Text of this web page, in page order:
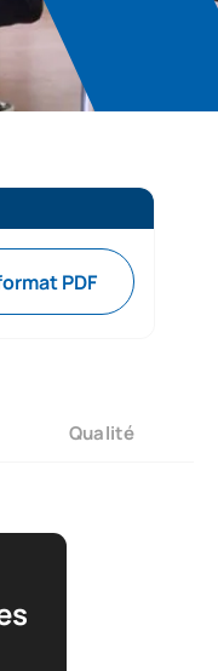
PDF
Qualité